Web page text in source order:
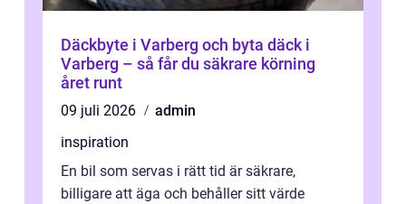
Däckbyte i Varberg och byta däck i
Varberg – så får du säkrare körning
året runt
09 juli 2026
admin
inspiration
En bil som servas i rätt tid är säkrare,
billigare att äga och behåller sitt värde